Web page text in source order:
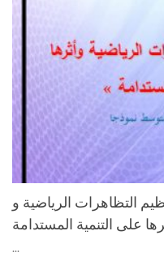
التظاهرات الرياضية و
على التنمية المستدامة
...